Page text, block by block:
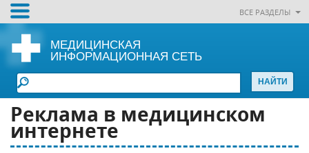
ВСЕ РАЗДЕЛЫ
МЕДИЦИНСКАЯ
ИНФОРМАЦИОННАЯ СЕТЬ
Реклама в медицинском
интернете